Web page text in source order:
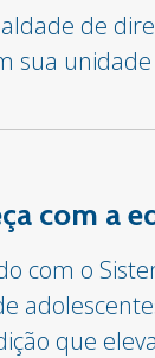
de
sua
com a
com o
que